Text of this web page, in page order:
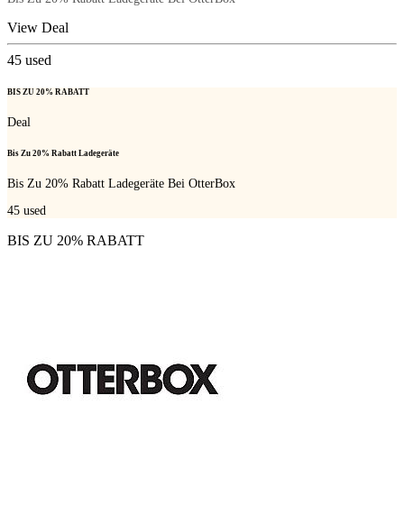
View Deal
45 used
BIS ZU 20% RABATT
Deal
Bis Zu 20% Rabatt Ladegeräte
Bis Zu 20% Rabatt Ladegeräte Bei OtterBox
45 used
BIS ZU 20% RABATT